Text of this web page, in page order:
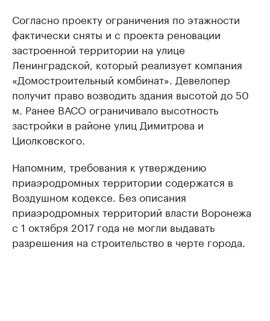
Согласно проекту ограничения по этажности
фактически сняты и с проекта реновации
застроенной территории на улице
Ленинградской, который реализует компания
«Домостроительный комбинат». Девелопер
получит право возводить здания высотой до 50
м. Ранее ВАСО ограничивало высотность
застройки в районе улиц Димитрова и
Циолковского.
Напомним, требования к утверждению
приаэродромных территории содержатся в
Воздушном кодексе. Без описания
приаэродромных территорий власти Воронежа
с 1 октября 2017 года не могли выдавать
разрешения на строительство в черте города.